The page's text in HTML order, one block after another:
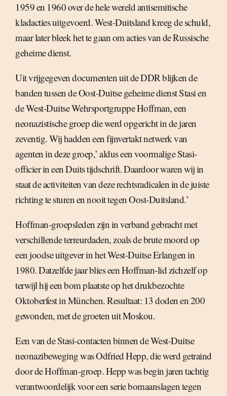
1959 en 1960 over de hele wereld antisemitische
kladacties uitgevoerd. West-Duitsland kreeg de schuld,
maar later bleek het te gaan om acties van de Russische
geheime dienst.
Uit vrijgegeven documenten uit de DDR blijken de
banden tussen de Oost-Duitse geheime dienst Stasi en
de West-Duitse Wehrsportgruppe Hoffman, een
neonazistische groep die werd opgericht in de jaren
zeventig. Wij hadden een fijnvertakt netwerk van
agenten in deze groep,’ aldus een voormalige Stasi-
officier in een Duits tijdschrift. Daardoor waren wij in
staat de activiteiten van deze rechtsradicalen in de juiste
richting te sturen en nooit tegen Oost-Duitsland.’
Hoffman-groepsleden zijn in verband gebracht met
verschillende terreurdaden, zoals de brute moord op
een joodse uitgever in het West-Duitse Erlangen in
1980. Datzelfde jaar blies een Hoffman-lid zichzelf op
terwijl hij een bom plaatste op het drukbezochte
Oktoberfest in München. Resultaat: 13 doden en 200
gewonden, met de groeten uit Moskou.
Een van de Stasi-contacten binnen de West-Duitse
neonazibeweging was Odfried Hepp, die werd getraind
door de Hoffman-groep. Hepp was begin jaren tachtig
verantwoordelijk voor een serie bomaanslagen tegen